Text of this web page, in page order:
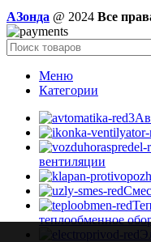
AЗонда @ 2024 Все
Меню
Категории
вентиляции
теплообменное